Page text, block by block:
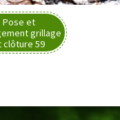
Pose et
grillage
clôture 59